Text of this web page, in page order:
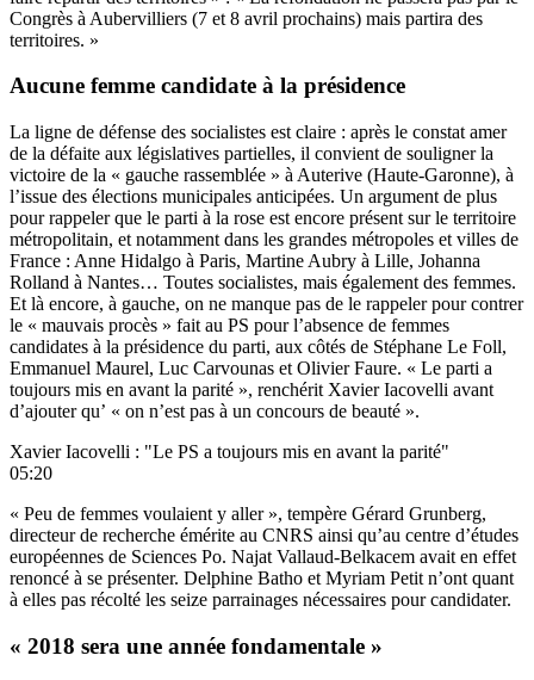
Congrès à Aubervilliers (7 et 8 avril prochains) mais partira des
territoires. »
Aucune femme candidate à la présidence
La ligne de défense des socialistes est claire : après le constat amer
de la défaite aux législatives partielles, il convient de souligner la
victoire de la « gauche rassemblée » à Auterive (Haute-Garonne), à
l’issue des élections municipales anticipées. Un argument de plus
pour rappeler que le parti à la rose est encore présent sur le territoire
métropolitain, et notamment dans les grandes métropoles et villes de
France : Anne Hidalgo à Paris, Martine Aubry à Lille, Johanna
Rolland à Nantes… Toutes socialistes, mais également des femmes.
Et là encore, à gauche, on ne manque pas de le rappeler pour contrer
le « mauvais procès » fait au PS pour l’absence de femmes
candidates à la présidence du parti, aux côtés de Stéphane Le Foll,
Emmanuel Maurel, Luc Carvounas et Olivier Faure. « Le parti a
toujours mis en avant la parité », renchérit Xavier Iacovelli avant
d’ajouter qu’ « on n’est pas à un concours de beauté ».
Xavier Iacovelli : "Le PS a toujours mis en avant la parité"
05:20
« Peu de femmes voulaient y aller », tempère Gérard Grunberg,
directeur de recherche émérite au CNRS ainsi qu’au centre d’études
européennes de Sciences Po. Najat Vallaud-Belkacem avait en effet
renoncé à se présenter. Delphine Batho et Myriam Petit n’ont quant
à elles pas récolté les seize parrainages nécessaires pour candidater.
« 2018 sera une année fondamentale »